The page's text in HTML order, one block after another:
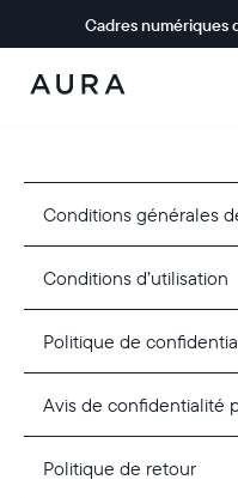
Cadres numériques
Aura Frames
Conditions générales
Conditions d’utilisation
Politique de
Avis de confidentialité
Politique de retour